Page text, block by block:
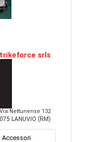
srls
Via Nettunense 132
LANUVIO (RM)
Accessori